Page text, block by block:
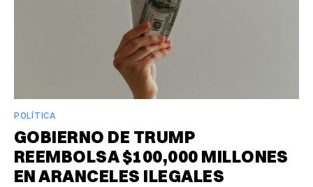
POLÍTICA
GOBIERNO DE TRUMP
REEMBOLSA $100,000 MILLONES
EN ARANCELES ILEGALES